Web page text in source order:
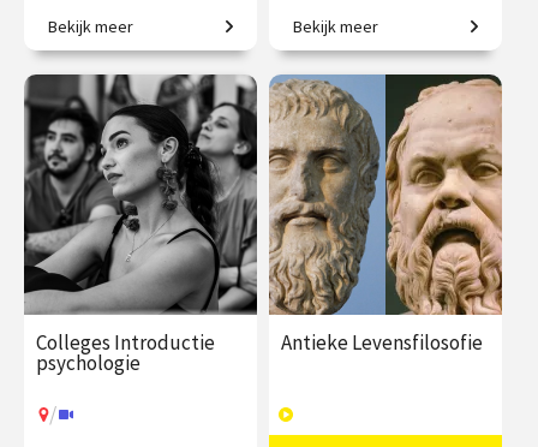
In één jaar de wereld beter
begrijpen!
€ 1090.00
vanaf 22
sep.
/ Op locatie of online
Bekijk meer
Van existentialisme en
identiteit tot sociale media.
€ 195.00
vanaf 29
sep.
Online
Bekijk meer
Colleges Introductie
psychologie
/
Antieke Levensfilosofie